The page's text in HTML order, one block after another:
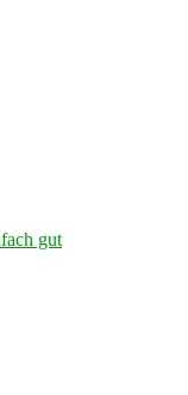
gut